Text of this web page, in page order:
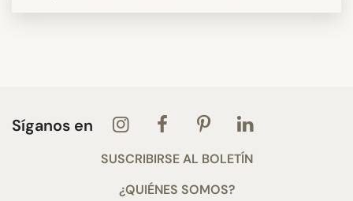
Síganos en
SUSCRIBIRSE AL BOLETÍN
¿QUIÉNES SOMOS?